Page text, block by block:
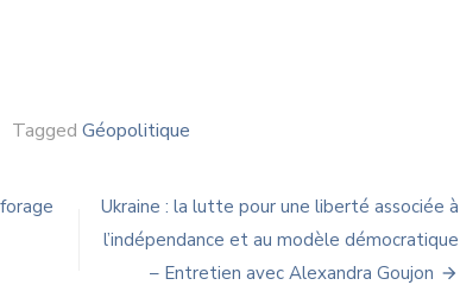
Tagged Géopolitique
Ukraine : la lutte pour une liberté associée à
l’indépendance et au modèle démocratique
– Entretien avec Alexandra Goujon